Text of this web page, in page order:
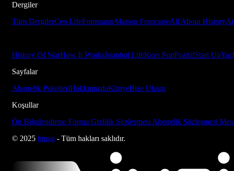
Dergiler
Tüm DergilerCeo LifeFormsanteMaison FrançaiseAll About History
History Of WarHow It Worksİstanbul LifeKore PopPozitifStart Up
Sayfalar
Abonelik PaketleriHakkımızdaKünyeBize Ulaşın
Koşullar
Ön Bilgilendirme Formu Gizlilik Sözleşmesi Abonelik Sözleşmesi
© 2025 bmag - Tüm hakları saklıdır.